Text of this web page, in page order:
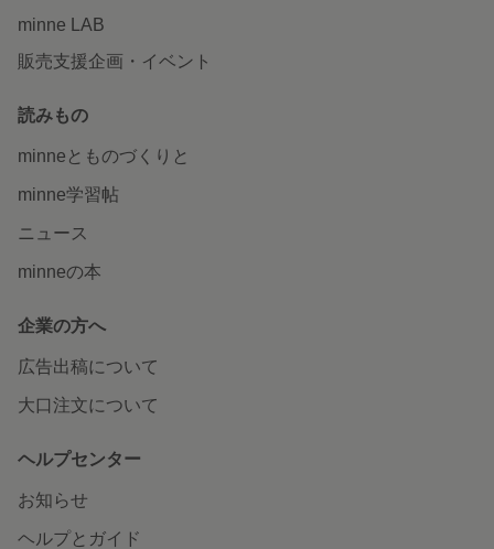
minne LAB
販売支援企画・イベント
読みもの
minneとものづくりと
minne学習帖
ニュース
minneの本
企業の方へ
広告出稿について
大口注文について
ヘルプセンター
お知らせ
ヘルプとガイド